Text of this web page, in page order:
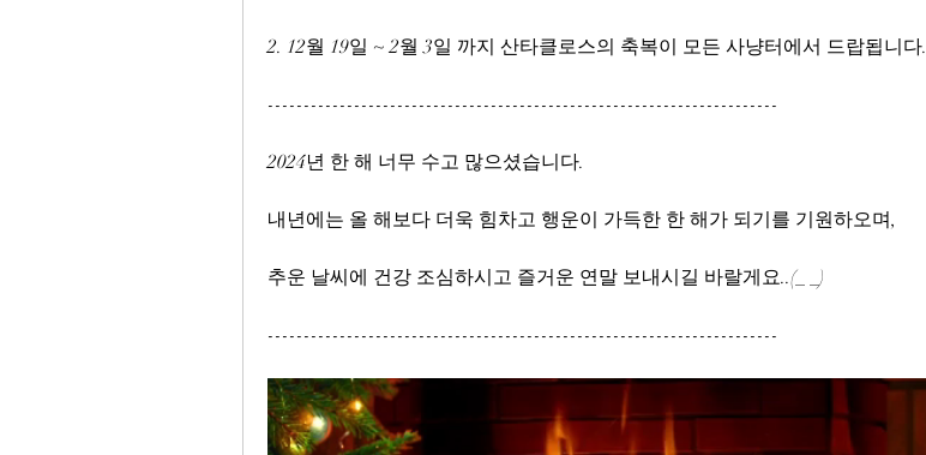
2. 12월 19일 ~ 2월 3일 까지 산타클로스의 축복이 모든 사냥터에서 드랍됩니다.
-----------------------------------------------------------------------
2024년 한 해 너무 수고 많으셨습니다.
내년에는 올 해보다 더욱 힘차고 행운이 가득한 한 해가 되기를 기원하오며,
추운 날씨에 건강 조심하시고 즐거운 연말 보내시길 바랄게요..(_ _)
-----------------------------------------------------------------------